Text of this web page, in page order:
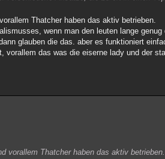
Thatcher haben das aktiv betrieben.
wenn man den leuten lange
glauben die das. aber es funktioniert
das was die eiserne lady und der
vorallem Thatcher haben das aktiv betrieben.